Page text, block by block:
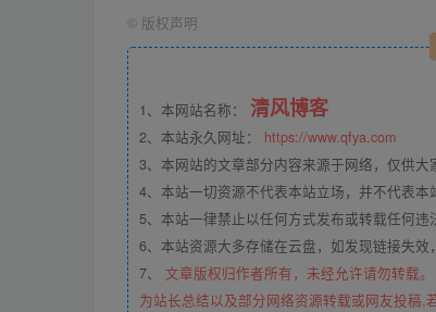
© 版权声明
1、本网站名称： 清风博客
2、本站永久网址： https://www.qfya.com
3、本网站的文章部分内容来源于网络，仅供
4、本站一切资源不代表本站立场，并不代表本
5、本站一律禁止以任何方式发布或转载任何
6、本站资源大多存储在云盘，如发现链接失效
7、 文章版权归作者所有，未经允许请勿转载
为站长总结以及部分网络资源转载或网友投稿,